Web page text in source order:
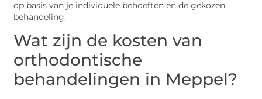
op basis van je individuele behoeften en de gekozen
behandeling.
Wat zijn de kosten van
orthodontische
behandelingen in Meppel?